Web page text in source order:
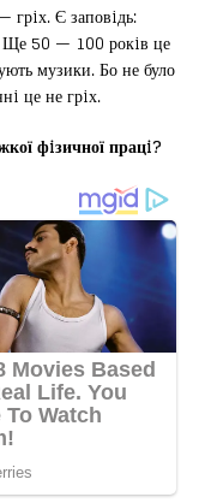
грiх. Є заповiдь:
Ще 50 — 100 рокiв це
музики. Бо не було
це не грiх.
фiзичної працi?